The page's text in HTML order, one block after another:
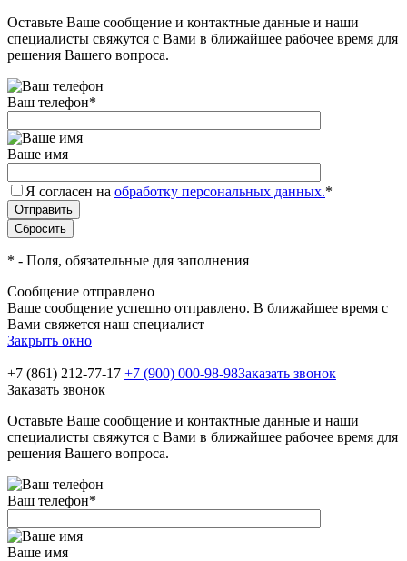
Оставьте Ваше сообщение и контактные данные и наши
специалисты свяжутся с Вами в ближайшее рабочее время для
решения Вашего вопроса.
Ваш телефон*
Ваше имя
Я согласен на обработку персональных данных.*
* - Поля, обязательные для заполнения
Сообщение отправлено
Ваше сообщение успешно отправлено. В ближайшее время с
Вами свяжется наш специалист
Закрыть окно
+7 (861) 212-77-17 +7 (900) 000-98-98Заказать звонок
Заказать звонок
Оставьте Ваше сообщение и контактные данные и наши
специалисты свяжутся с Вами в ближайшее рабочее время для
решения Вашего вопроса.
Ваш телефон*
Ваше имя